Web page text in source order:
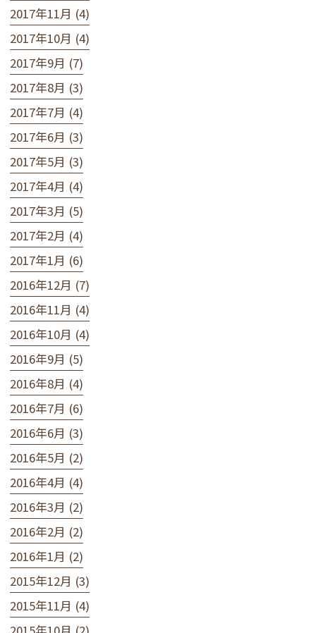
2017年11月 (4)
2017年10月 (4)
2017年9月 (7)
2017年8月 (3)
2017年7月 (4)
2017年6月 (3)
2017年5月 (3)
2017年4月 (4)
2017年3月 (5)
2017年2月 (4)
2017年1月 (6)
2016年12月 (7)
2016年11月 (4)
2016年10月 (4)
2016年9月 (5)
2016年8月 (4)
2016年7月 (6)
2016年6月 (3)
2016年5月 (2)
2016年4月 (4)
2016年3月 (2)
2016年2月 (2)
2016年1月 (2)
2015年12月 (3)
2015年11月 (4)